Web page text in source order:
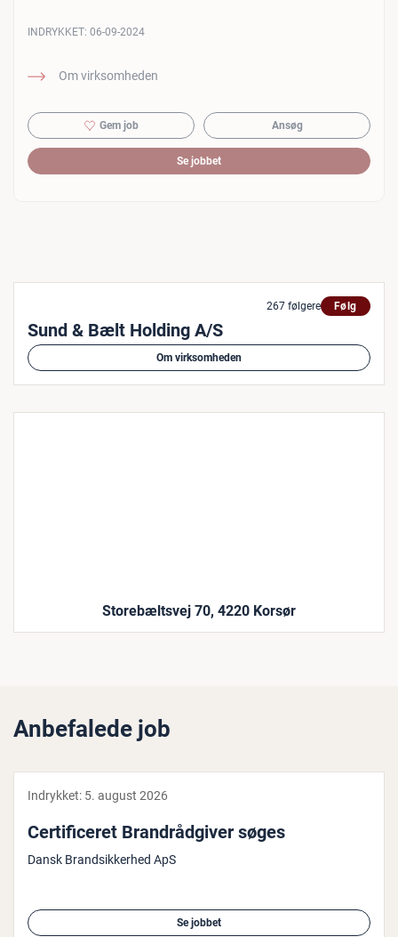
Om virksomheden
INDRYKKET: 06-09-2024
Gem job Ansøg
Se jobbet
267 følgere Følg
Sund & Bælt Holding A/S
Om virksomheden
Storebæltsvej 70, 4220 Korsør
Anbefalede job
Indrykket: 5. august 2026
Cer­ti­fi­ce­ret Bran­d­rå­d­gi­ver søges
Dansk Brandsikkerhed ApS
Se jobbet